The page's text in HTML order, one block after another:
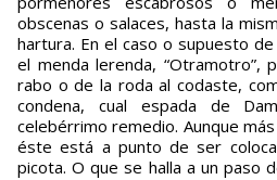
obscenas o salaces, hasta la
hartura. En el caso o supuesto
el menda lerenda, “Otramotro”,
rabo o de la roda al codaste,
condena, cual espada de
celebérrimo remedio. Aunque
éste está a punto de ser
picota. O que se halla a un paso